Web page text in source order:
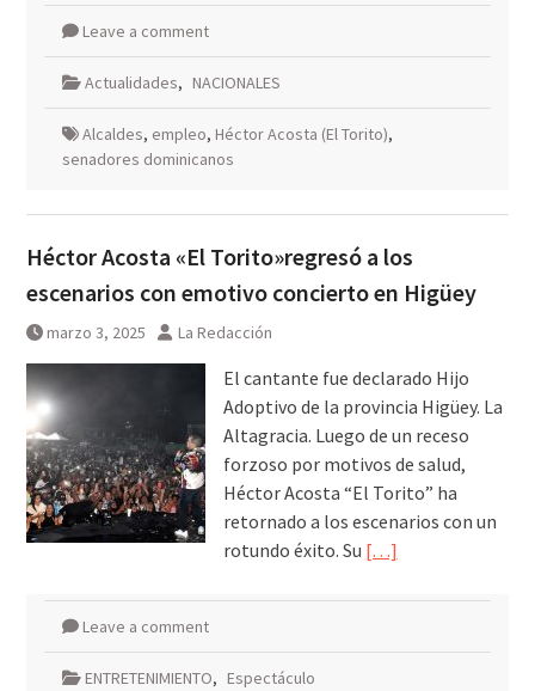
Leave a comment
Actualidades, NACIONALES
Alcaldes, empleo, Héctor Acosta (El Torito),
senadores dominicanos
Héctor Acosta «El Torito»regresó a los
escenarios con emotivo concierto en Higüey
marzo 3, 2025 La Redacción
El cantante fue declarado Hijo
Adoptivo de la provincia Higüey. La
Altagracia. Luego de un receso
forzoso por motivos de salud,
Héctor Acosta “El Torito” ha
retornado a los escenarios con un
rotundo éxito. Su […]
Leave a comment
ENTRETENIMIENTO, Espectáculo